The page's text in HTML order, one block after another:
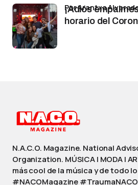
¡Adiós
horario del
por Arantxa
N.A.C.O. Magazine. National
Organization. MÚSICA | MODA |
más cool de la música y de todo
#NACOMagazine #TraumaNACO